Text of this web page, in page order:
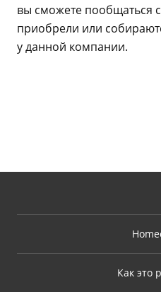
вы сможете пообщаться
приобрели или
у данной компании.
Как это